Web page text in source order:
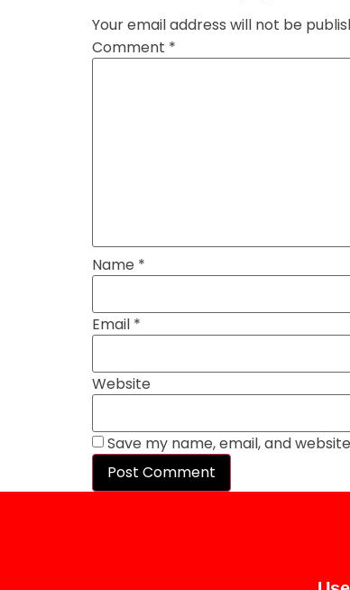
Your email address will not be
Comment *
Name *
Email *
Website
Save my name, email, and